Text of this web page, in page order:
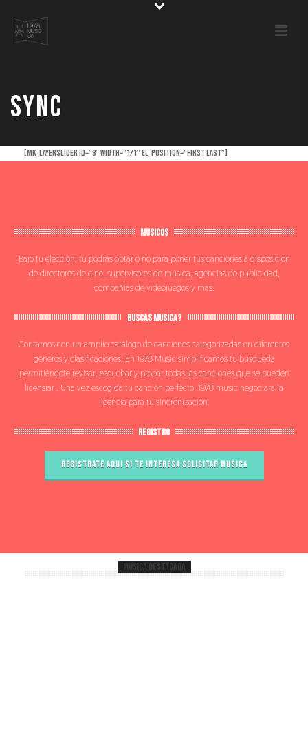
Sync
[mk_layerslider id=”8″ width=”1/1″ el_position=”first last”]
MUSICOS
Bajo tu elección, tu podrás optar o no para poner tus canciones a disposición
de directores de cine, supervisores de música, agencias de publicidad,
compañías de videojuegos y mas.
BUSCAS MUSICA?
Contamos con un amplio catálogo de canciones categorizadas en diferentes
géneros y clasificaciones. En 1978 Music simplificamos tu búsqueda
permitiéndote revisar, escuchar y probar todas las canciones que se pueden
licensiar . Una vez escogida tu canción perfecto, 1978 music negociara la
licencia para tu sincronización.
REGISTRO
Registrate aqui si te interesa solicitar musica
Musica Destacada